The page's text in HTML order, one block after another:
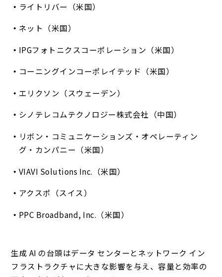
ライトリバー（米国）
ネット（米国）
IPGフォトニクスコーポレーション（米国）
コーニングインコーポレイテッド（米国）
エリクソン（スウェーデン）
シノテレコムテクノロジー株式会社（中国）
リボン・コミュニケーションズ・オペレーティン
グ・カンパニー（米国）
VIAVI Solutions Inc.（米国）
アクスポ（スイス）
PPC Broadband, Inc.（米国）
生成 AI の台頭はデータ センターとネットワーク イン
フラストラクチャに大きな影響を与え、容量と効率の